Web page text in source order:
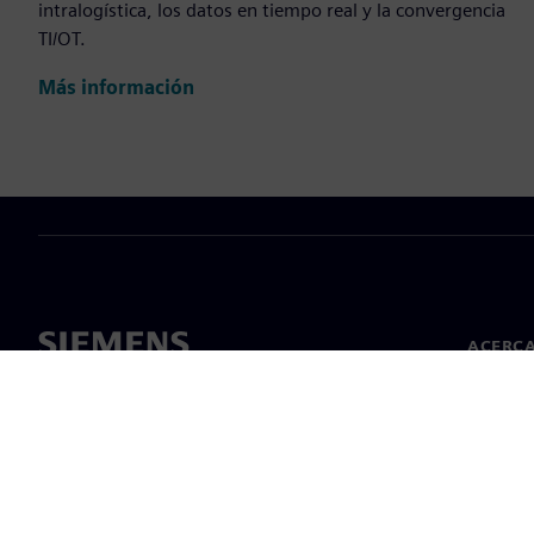
intralogística, los datos en tiempo real y la convergencia
TI/OT.
Más información